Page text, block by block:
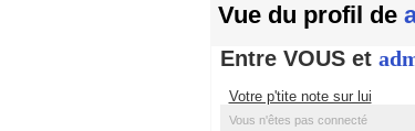
Vue du profil de
Entre VOUS et
Votre p'tite note sur lui
Vous n'êtes pas connecté